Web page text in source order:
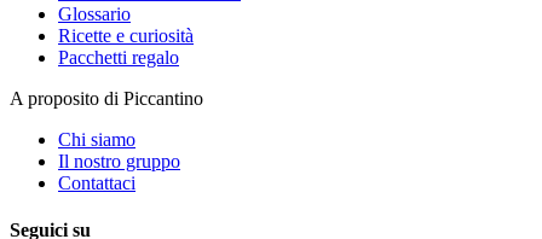
Glossario
Ricette e curiosità
Pacchetti regalo
A proposito di Piccantino
Chi siamo
Il nostro gruppo
Contattaci
Seguici su